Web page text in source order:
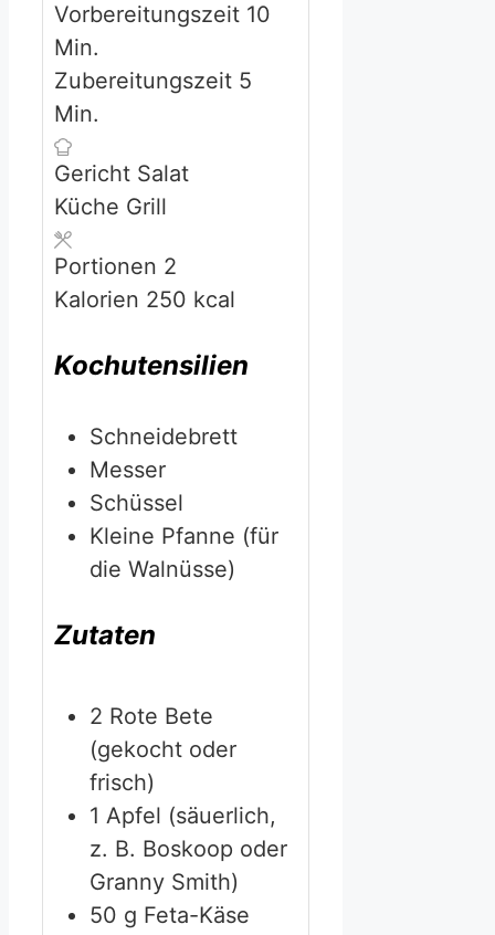
Vorbereitungszeit 10
Min.
Zubereitungszeit 5
Min.
Gericht Salat
Küche Grill
Portionen 2
Kalorien 250 kcal
Kochutensilien
Schneidebrett
Messer
Schüssel
Kleine Pfanne (für
die Walnüsse)
Zutaten
2 Rote Bete
(gekocht oder
frisch)
1 Apfel (säuerlich,
z. B. Boskoop oder
Granny Smith)
50 g Feta-Käse